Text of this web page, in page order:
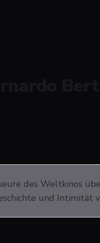
des Weltkinos
und